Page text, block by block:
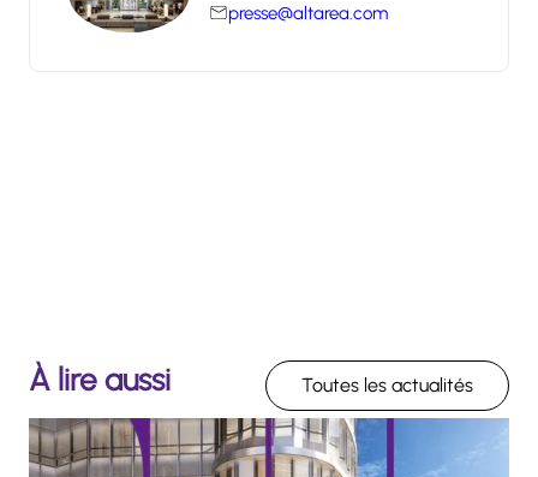
presse@altarea.com
À lire aussi Toutes les actualités